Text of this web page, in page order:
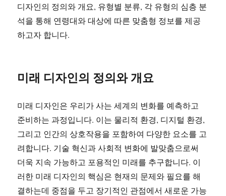
디자인의 정의와 개요, 유형별 분류, 각 유형의 심층 분
석을 통해 연령대와 대상에 따른 맞춤형 정보를 제공
하고자 합니다.
미래 디자인의 정의와 개요
미래 디자인은 우리가 사는 세계의 변화를 예측하고
준비하는 과정입니다. 이는 물리적 환경, 디지털 환경,
그리고 인간의 상호작용을 포함하여 다양한 요소를 고
려합니다. 기술 혁신과 사회적 변화에 발맞춤으로써
더욱 지속 가능하고 포용적인 미래를 추구합니다. 이
러한 미래 디자인의 핵심은 현재의 문제와 필요를 해
결하는데 중점을 두고 장기적인 관점에서 새로운 가능